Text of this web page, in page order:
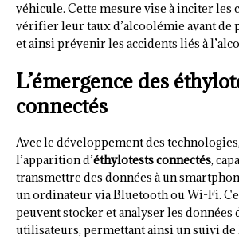
véhicule. Cette mesure vise à inciter les
vérifier leur taux d’alcoolémie avant de
et ainsi prévenir les accidents liés à
L’émergence des
connectés
Avec le développement des
l’apparition d’éthylotests connectés,
transmettre des données à un
un ordinateur via Bluetooth ou Wi-Fi.
peuvent stocker et analyser les données
utilisateurs, permettant ainsi un suivi